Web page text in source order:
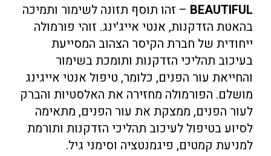
BEAUTIFUL – זהו תוסף תזונה לשימור ותמיכה
בהאטת הזדקנות, אנטי אייג'ינג. זוהי פורמולה
ייחודית של חברת הקיסר הצהוב המסייעת
בעיכוב תהליכי הזדקנות ותומכת בשימור
והחייאת עור הפנים, כלומר, טיפול אנטי אייגינג
מושלם. הפורמולה מחזירה את האלסטיות והברק
לעור הפנים, ממצקת את עור הפנים, מתאימה
לסיוע בטיפול לעיכוב תהליכי הזדקנות ותורמת
למניעת קמטים, פיגמנטציה וסימני גיל.